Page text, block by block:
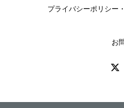
プライバシーポリシー
お